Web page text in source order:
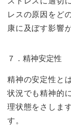
レスの原因をど
康に及ぼす影響
７．精神安定性
精神の安定性と
状況でも精神的
理状態をさしま
す。